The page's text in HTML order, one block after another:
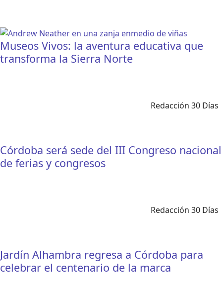
Museos Vivos: la aventura educativa que
transforma la Sierra Norte
Redacción 30 Días
Córdoba será sede del III Congreso nacional
de ferias y congresos
Redacción 30 Días
Jardín Alhambra regresa a Córdoba para
celebrar el centenario de la marca